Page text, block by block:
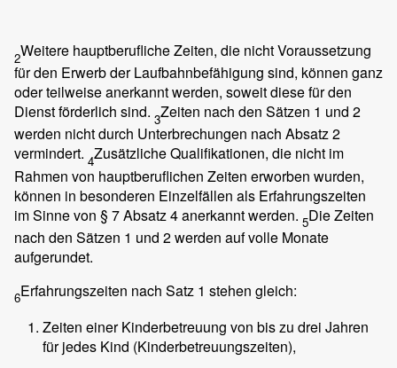
2Weitere hauptberufliche Zeiten, die nicht Voraussetzung
für den Erwerb der Laufbahnbefähigung sind, können ganz
oder teilweise anerkannt werden, soweit diese für den
Dienst förderlich sind. 3Zeiten nach den Sätzen 1 und 2
werden nicht durch Unterbrechungen nach Absatz 2
vermindert. 4Zusätzliche Qualifikationen, die nicht im
Rahmen von hauptberuflichen Zeiten erworben wurden,
können in besonderen Einzelfällen als Erfahrungszeiten
im Sinne von § 7 Absatz 4 anerkannt werden. 5Die Zeiten
nach den Sätzen 1 und 2 werden auf volle Monate
aufgerundet.
6Erfahrungszeiten nach Satz 1 stehen gleich:
Zeiten einer Kinderbetreuung von bis zu drei Jahren
für jedes Kind (Kinderbetreuungszeiten),